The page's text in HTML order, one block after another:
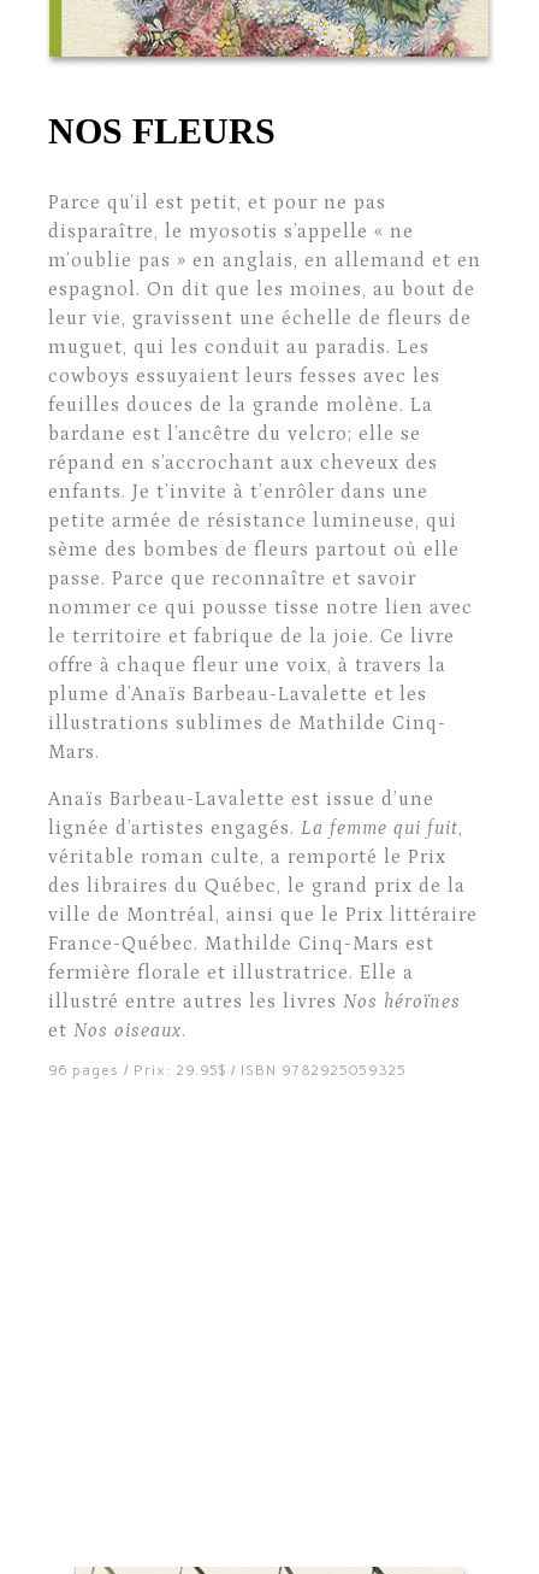
NOS FLEURS
Parce qu’il est petit, et pour ne pas
disparaître, le myosotis s’appelle « ne
m’oublie pas » en anglais, en allemand et en
espagnol. On dit que les moines, au bout de
leur vie, gravissent une échelle de fleurs de
muguet, qui les conduit au paradis. Les
cowboys essuyaient leurs fesses avec les
feuilles douces de la grande molène. La
bardane est l’ancêtre du velcro; elle se
répand en s’accrochant aux cheveux des
enfants. Je t’invite à t’enrôler dans une
petite armée de résistance lumineuse, qui
sème des bombes de fleurs partout où elle
passe. Parce que reconnaître et savoir
nommer ce qui pousse tisse notre lien avec
le territoire et fabrique de la joie. Ce livre
offre à chaque fleur une voix, à travers la
plume d’Anaïs Barbeau-Lavalette et les
illustrations sublimes de Mathilde Cinq-
Mars.
Anaïs Barbeau-Lavalette est issue d’une
lignée d’artistes engagés.La femme qui fuit,
véritable roman culte, a remporté le Prix
des libraires du Québec, le grand prix de la
ville de Montréal, ainsi que le Prix littéraire
France-Québec. Mathilde Cinq-Mars est
fermière florale et illustratrice. Elle a
illustré entre autres les livresNos héroïnes
etNos oiseaux.
96 pages / Prix: 29.95$ / ISBN 9782925059325